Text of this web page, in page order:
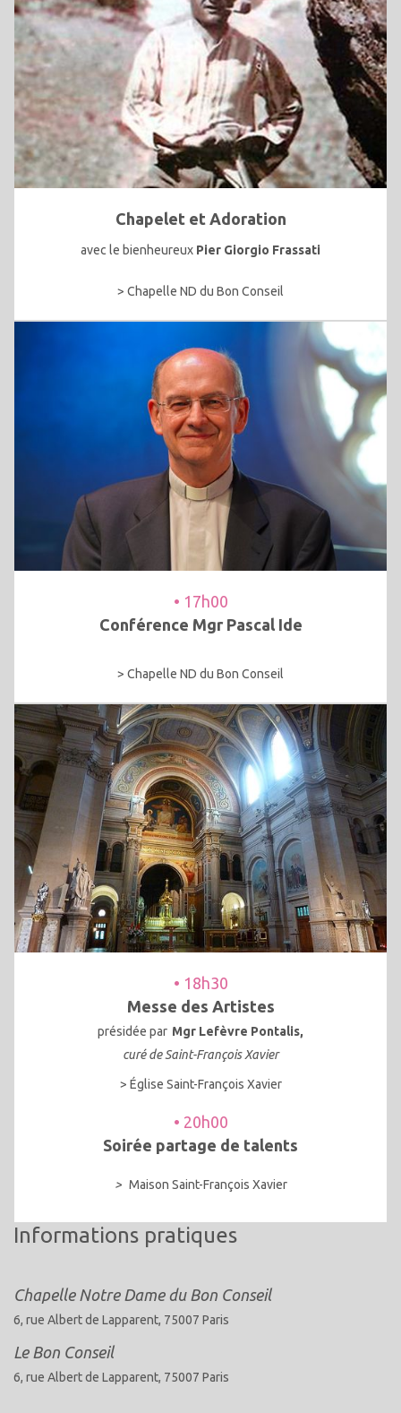
Chapelet et Adoration
avec le bienheureux Pier Giorgio Frassati
> Chapelle ND du Bon Conseil
• 17h00
Conférence Mgr Pascal Ide
> Chapelle ND du Bon Conseil
• 18h30
Messe des Artistes
présidée par Mgr Lefèvre Pontalis,
curé de Saint-François Xavier
> Église Saint-François Xavier
• 20h00
Soirée partage de talents
> Maison Saint-François Xavier
Informations pratiques
Chapelle Notre Dame du Bon Conseil
6, rue Albert de Lapparent, 75007 Paris
Le Bon Conseil
6, rue Albert de Lapparent, 75007 Paris